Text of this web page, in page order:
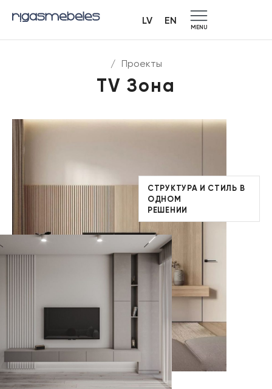
LV EN
MENU
/ Проекты
TV Зона
СТРУКТУРА И СТИЛЬ В
ОДНОМ
РЕШЕНИИ